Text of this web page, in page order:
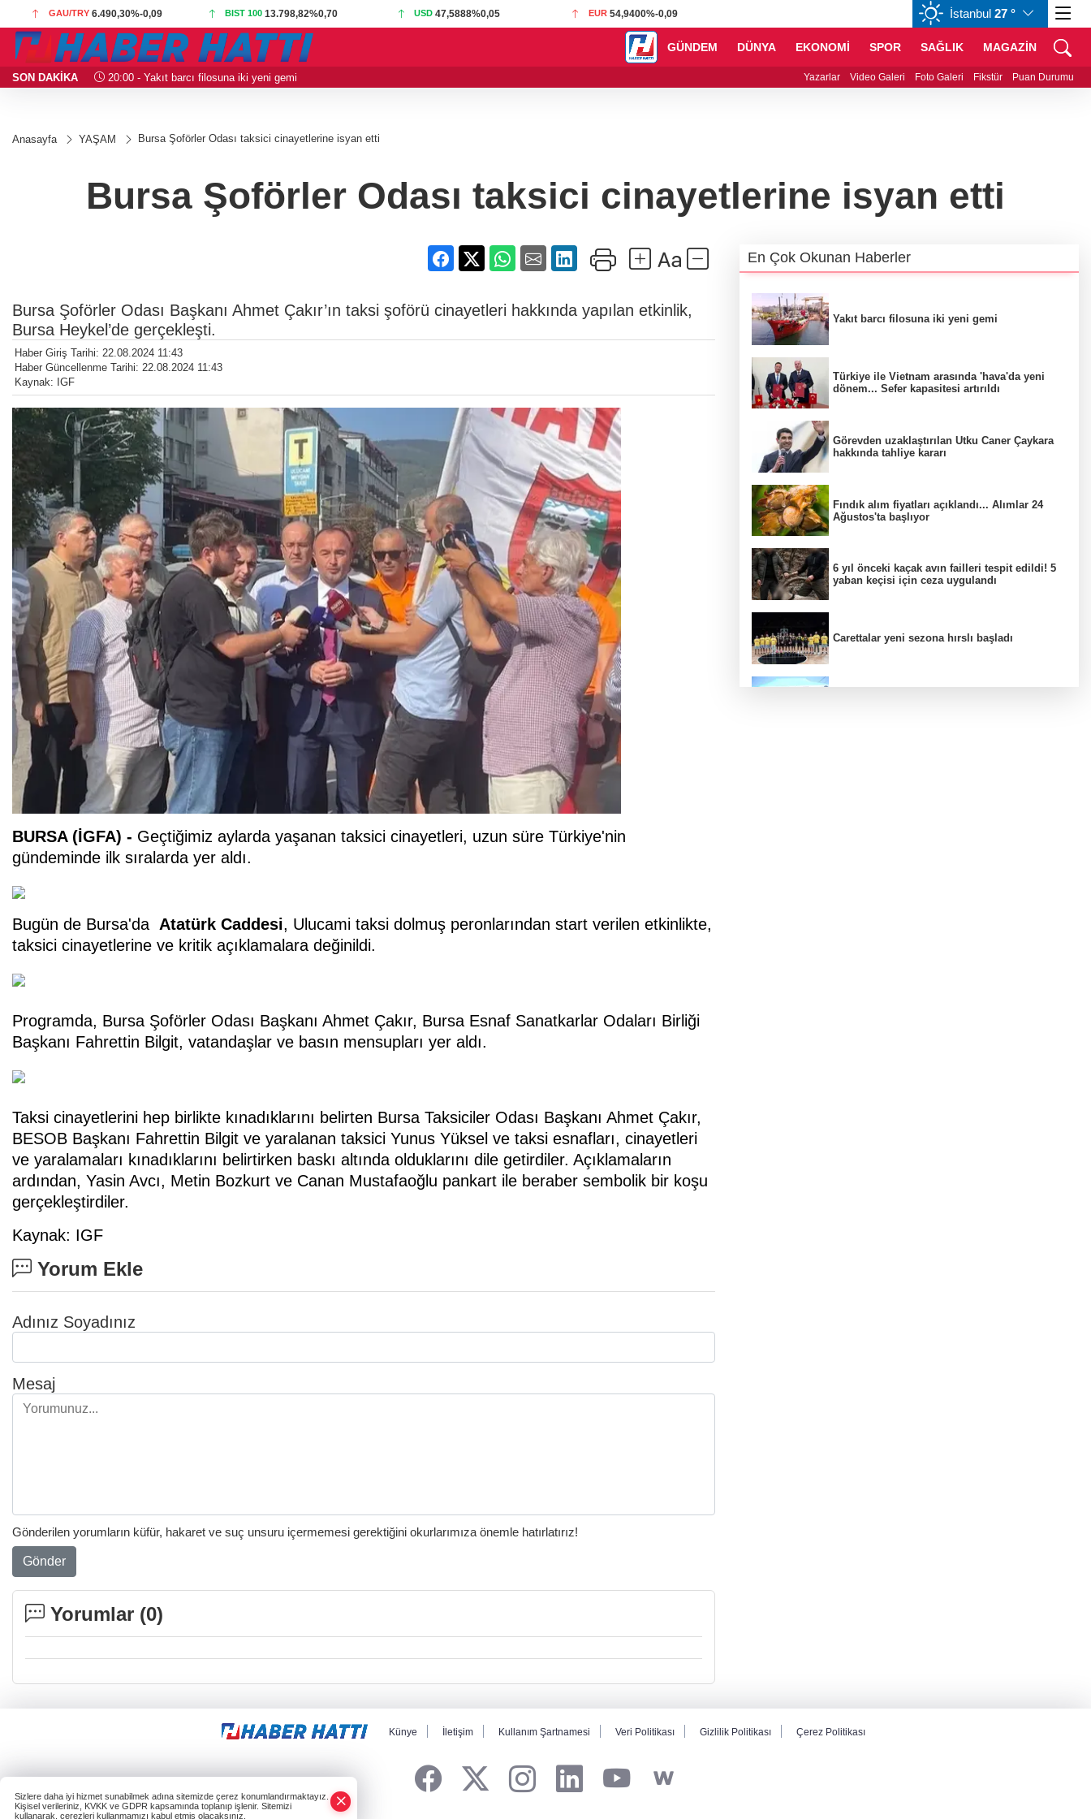
GAU/TRY 6.490,30%-0,09 BIST 100 13.798,82%0,70 USD 47,5888%0,05 EUR 54,9400%-0,09 CHF 58,5708%-0,60
İstanbul 27 °
GÜNDEM DÜNYA EKONOMİ SPOR SAĞLIK MAGAZİN
SON DAKİKA 20:00 - Yakıt barcı filosuna iki yeni gemi 19:01 - Türkiye ile Vietnam arasında 'hava'da yeni dönem... Sefer kapasitesi artırıldı
Yazarlar Video Galeri Foto Galeri Fikstür Puan Durumu
Anasayfa YAŞAM Bursa Şoförler Odası taksici cinayetlerine isyan etti
Bursa Şoförler Odası taksici cinayetlerine isyan etti
Bursa Şoförler Odası Başkanı Ahmet Çakır’ın taksi şoförü cinayetleri hakkında yapılan etkinlik,
Bursa Heykel’de gerçekleşti.
Haber Giriş Tarihi: 22.08.2024 11:43
Haber Güncellenme Tarihi: 22.08.2024 11:43
Kaynak: IGF
BURSA (İGFA) - Geçtiğimiz aylarda yaşanan taksici cinayetleri, uzun süre Türkiye'nin
gündeminde ilk sıralarda yer aldı.
Bugün de Bursa'da Atatürk Caddesi, Ulucami taksi dolmuş peronlarından start verilen etkinlikte,
taksici cinayetlerine ve kritik açıklamalara değinildi.
Programda, Bursa Şoförler Odası Başkanı Ahmet Çakır, Bursa Esnaf Sanatkarlar Odaları Birliği
Başkanı Fahrettin Bilgit, vatandaşlar ve basın mensupları yer aldı.
Taksi cinayetlerini hep birlikte kınadıklarını belirten Bursa Taksiciler Odası Başkanı Ahmet Çakır,
BESOB Başkanı Fahrettin Bilgit ve yaralanan taksici Yunus Yüksel ve taksi esnafları, cinayetleri
ve yaralamaları kınadıklarını belirtirken baskı altında olduklarını dile getirdiler. Açıklamaların
ardından, Yasin Avcı, Metin Bozkurt ve Canan Mustafaoğlu pankart ile beraber sembolik bir koşu
gerçekleştirdiler.
Kaynak: IGF
Yorum Ekle
Adınız Soyadınız
Mesaj
Gönderilen yorumların küfür, hakaret ve suç unsuru içermemesi gerektiğini okurlarımıza önemle hatırlatırız!
Gönder
Yorumlar (0)
En Çok Okunan Haberler
Yakıt barcı filosuna iki yeni gemi
Türkiye ile Vietnam arasında 'hava'da yeni
dönem... Sefer kapasitesi artırıldı
Görevden uzaklaştırılan Utku Caner Çaykara
hakkında tahliye kararı
Fındık alım fiyatları açıklandı... Alımlar 24
Ağustos'ta başlıyor
6 yıl önceki kaçak avın failleri tespit edildi! 5
yaban keçisi için ceza uygulandı
Carettalar yeni sezona hırslı başladı
Künye İletişim Kullanım Şartnamesi Veri Politikası Gizlilik Politikası Çerez Politikası
Sizlere daha iyi hizmet sunabilmek adına sitemizde çerez konumlandırmaktayız.
Kişisel verileriniz, KVKK ve GDPR kapsamında toplanıp işlenir. Sitemizi
kullanarak, çerezleri kullanmamızı kabul etmiş olacaksınız.